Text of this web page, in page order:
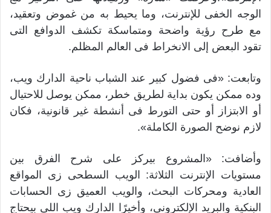
الوجه الخفى للإنترنت، وما يحيط به من غموض وتعقيد،
مع طرح رؤية واضحة ومتماسكة تكشف الدوافع التى
تقود البعض إلى الانخراط فى العالم المظلم.
وتابعت: «فى فضول كبير عند الشباب ناحية الدارك ويب،
وده ممكن يكون بداية لطريق خطر، ممكن يوصل للاحتيال
أو الابتزاز أو حتى التورط فى أنشطة غير قانونية، فكان
لازم نوضح الصورة الكاملة».
وأضافت: «المشروع بيركز على شرح الفرق بين
مستويات الإنترنت الثلاثة: الويب السطحى زى المواقع
العادية ومحركات البحث، والويب العميق زى الحسابات
البنكية والبريد الإلكترونى، وأخيرًا الدارك ويب اللى بيحتاج